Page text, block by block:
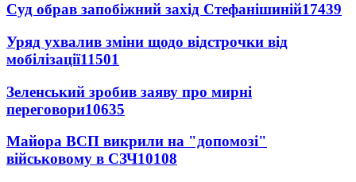
Суд обрав запобіжний захід Стефанішиній17439
Уряд ухвалив зміни щодо відстрочки від
мобілізації11501
Зеленський зробив заяву про мирні
переговори10635
Майора ВСП викрили на "допомозі"
військовому в СЗЧ10108